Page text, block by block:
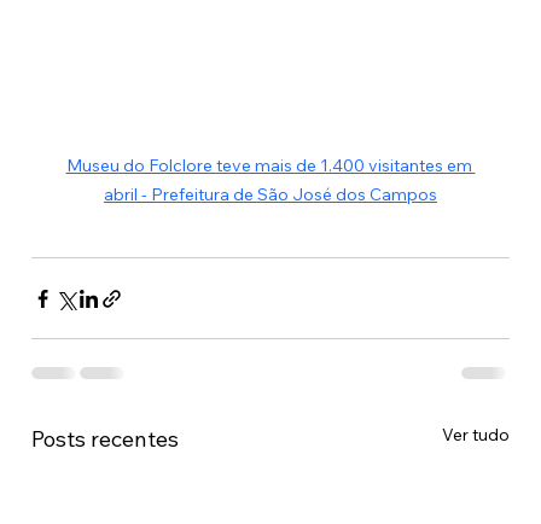
Museu do Folclore teve mais de 1.400 visitantes em
abril - Prefeitura de São José dos Campos
Posts recentes Ver tudo